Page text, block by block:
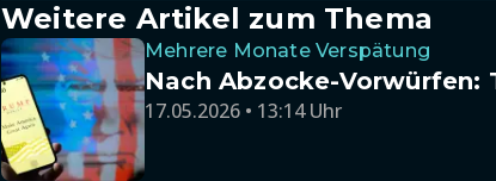
Weitere Artikel zum Thema
Mehrere Monate Verspätung
Nach Abzocke-
17.05.2026 • 13:14 Uhr